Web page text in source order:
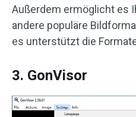
Außerdem ermöglicht es
andere populäre
es unterstützt die Formate
3. GonVisor